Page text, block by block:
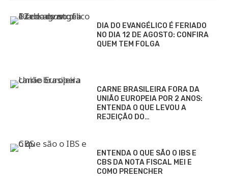
DIA DO EVANGÉLICO É FERIADO
NO DIA 12 DE AGOSTO: CONFIRA
QUEM TEM FOLGA
CARNE BRASILEIRA FORA DA
UNIÃO EUROPEIA POR 2 ANOS:
ENTENDA O QUE LEVOU A
REJEIÇÃO DO…
ENTENDA O QUE SÃO O IBS E
CBS DA NOTA FISCAL MEI E
COMO PREENCHER